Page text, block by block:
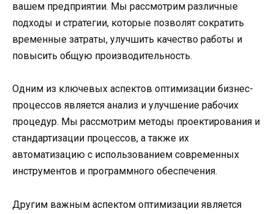
вашем предприятии. Мы рассмотрим различные
подходы и стратегии, которые позволят сократить
временные затраты, улучшить качество работы и
повысить общую производительность.
Одним из ключевых аспектов оптимизации бизнес-
процессов является анализ и улучшение рабочих
процедур. Мы рассмотрим методы проектирования и
стандартизации процессов, а также их
автоматизацию с использованием современных
инструментов и программного обеспечения.
Другим важным аспектом оптимизации является